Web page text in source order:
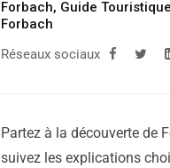
Forbach, Guide
Forbach
Réseaux sociaux
Partez à la découverte de
suivez les explications